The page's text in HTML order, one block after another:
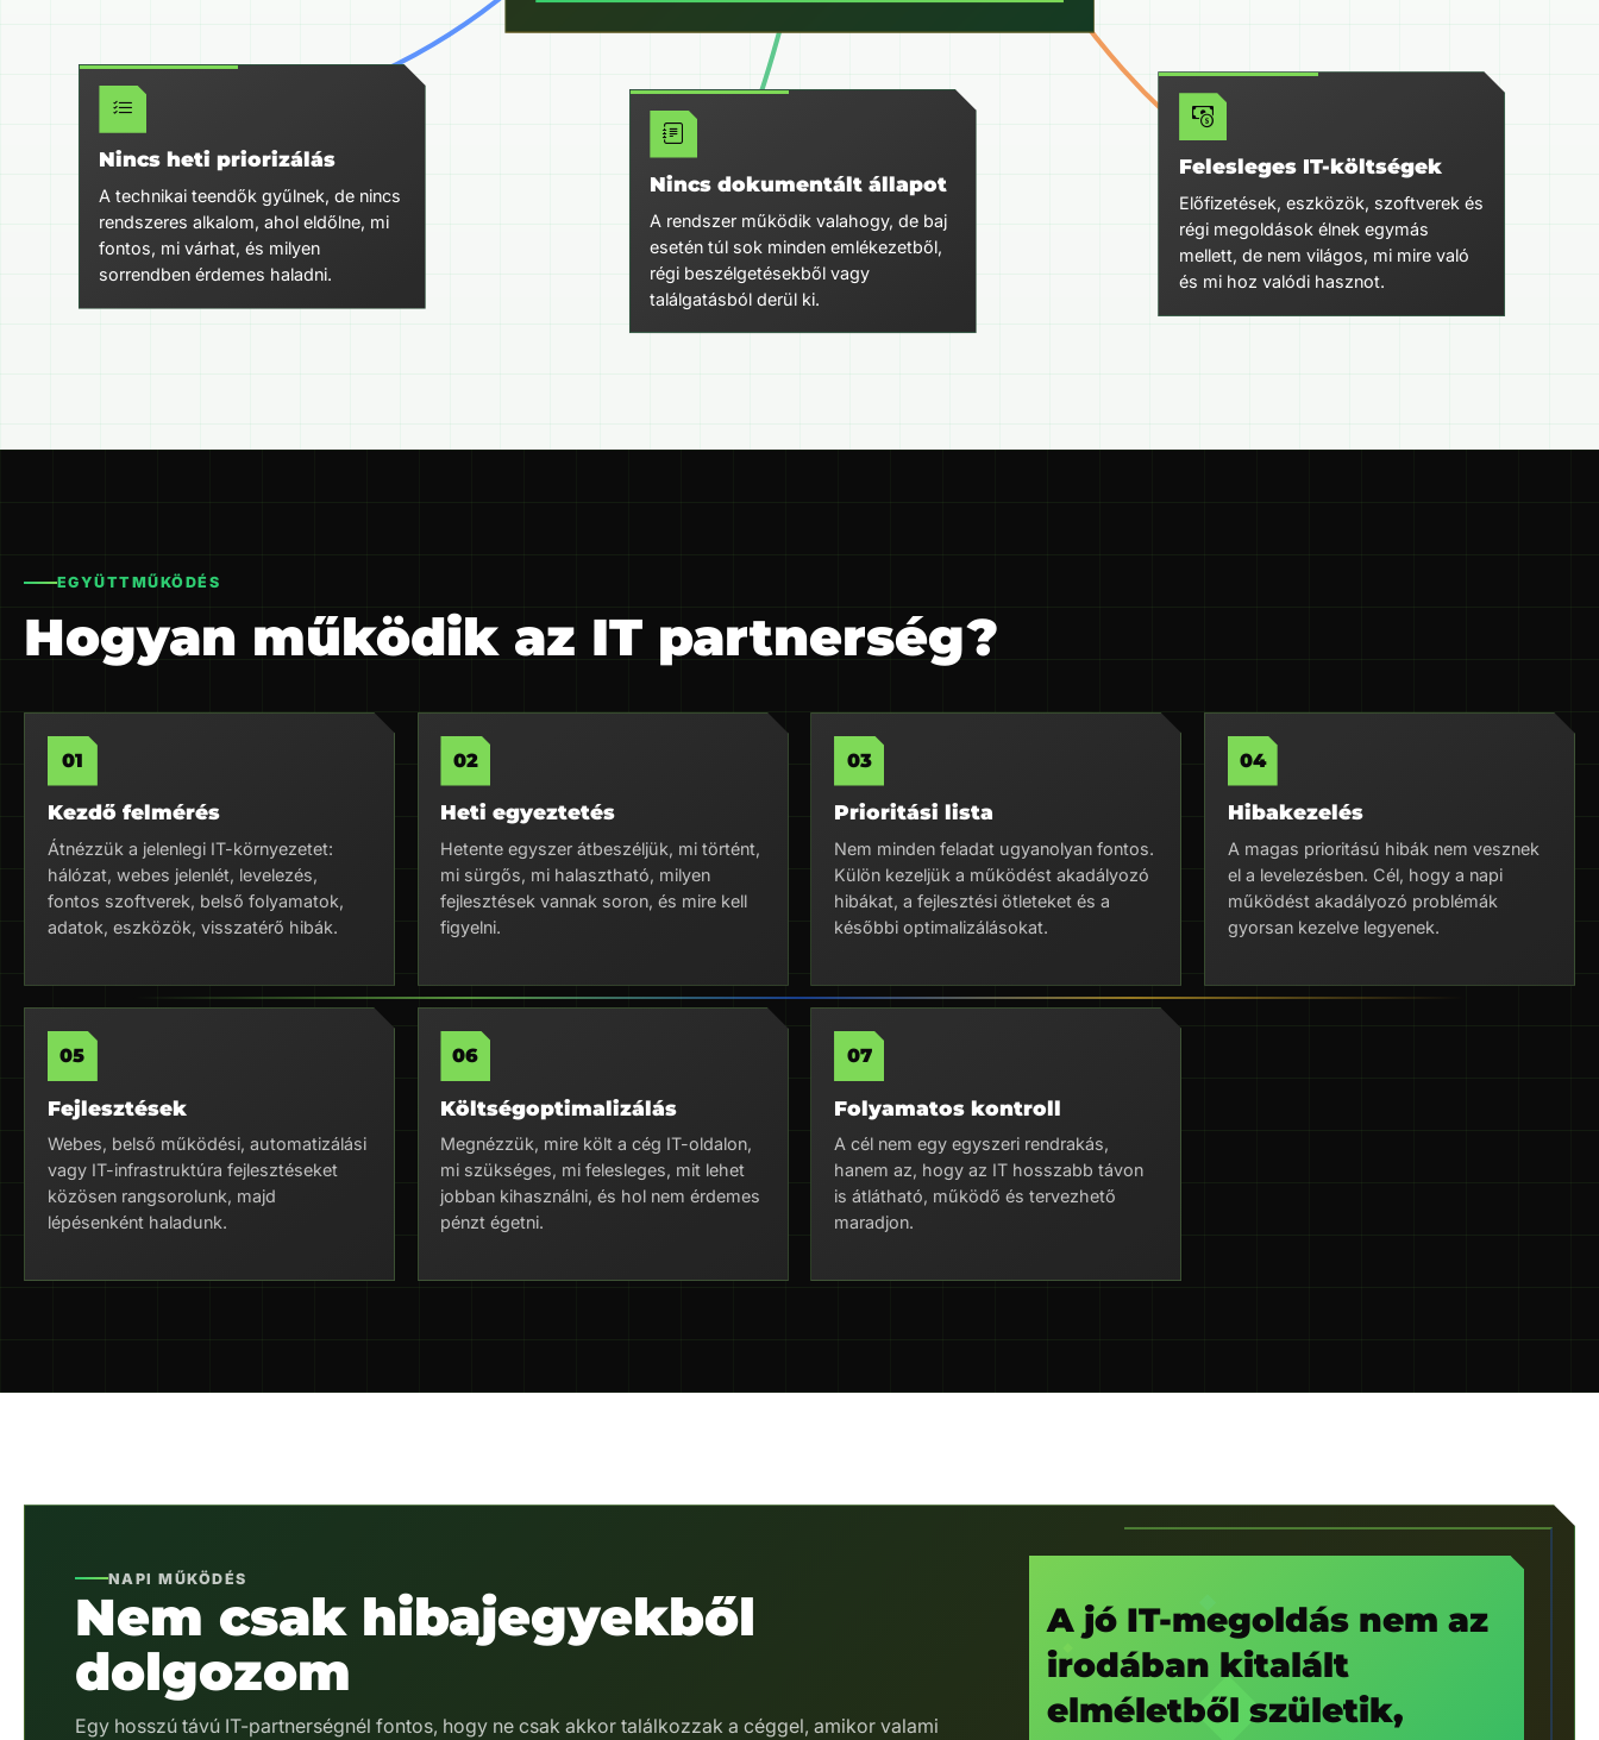
Felesleges IT-költségek
Előfizetések, eszközök, szoftverek és
régi megoldások élnek egymás
mellett, de nem világos, mi mire való
és mi hoz valódi hasznot.
Nincs dokumentált állapot
A rendszer működik valahogy, de baj
esetén túl sok minden emlékezetből,
régi beszélgetésekből vagy
találgatásból derül ki.
Nincs heti priorizálás
A technikai teendők gyűlnek, de nincs
rendszeres alkalom, ahol eldőlne, mi
fontos, mi várhat, és milyen
sorrendben érdemes haladni.
EGYÜTTMŰKÖDÉS
Hogyan működik az IT partnerség?
Kezdő felmérés
Átnézzük a jelenlegi IT-környezetet:
hálózat, webes jelenlét, levelezés,
fontos szoftverek, belső folyamatok,
adatok, eszközök, visszatérő hibák.
Heti egyeztetés
Hetente egyszer átbeszéljük, mi történt,
mi sürgős, mi halasztható, milyen
fejlesztések vannak soron, és mire kell
figyelni.
Prioritási lista
Nem minden feladat ugyanolyan fontos.
Külön kezeljük a működést akadályozó
hibákat, a fejlesztési ötleteket és a
későbbi optimalizálásokat.
Hibakezelés
A magas prioritású hibák nem vesznek
el a levelezésben. Cél, hogy a napi
működést akadályozó problémák
gyorsan kezelve legyenek.
Fejlesztések
Webes, belső működési, automatizálási
vagy IT-infrastruktúra fejlesztéseket
közösen rangsorolunk, majd
lépésenként haladunk.
Költségoptimalizálás
Megnézzük, mire költ a cég IT-oldalon,
mi szükséges, mi felesleges, mit lehet
jobban kihasználni, és hol nem érdemes
pénzt égetni.
Folyamatos kontroll
A cél nem egy egyszeri rendrakás,
hanem az, hogy az IT hosszabb távon
is átlátható, működő és tervezhető
maradjon.
NAPI MŰKÖDÉS
Nem csak hibajegyekből
dolgozom
Egy hosszú távú IT-partnerségnél fontos, hogy ne csak akkor találkozzak a céggel, amikor valami
A jó IT-megoldás nem az
irodában kitalált
elméletből születik,